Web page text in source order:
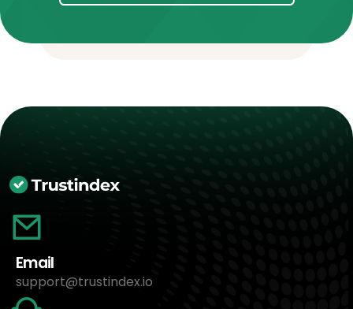
Email
support@trustindex.io